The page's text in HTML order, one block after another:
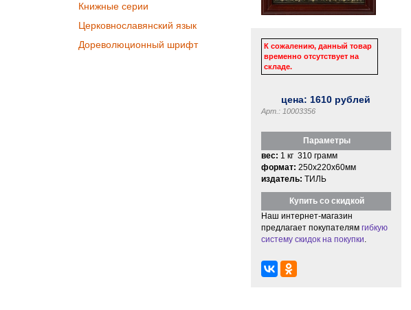
Книжные серии
Церковнославянский язык
Дореволюционный шрифт
К сожалению, данный товар
временно отсутствует на
складе.
цена: 1610 рублей
Арт.: 10003356
Параметры
вес: 1 кг 310 грамм
формат: 250x220x60мм
издатель: ТИЛЬ
Купить со скидкой
Наш интернет-магазин
предлагает покупателям гибкую
систему скидок на покупки